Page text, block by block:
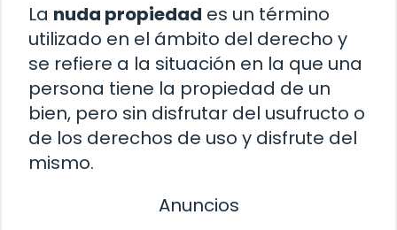
La nuda propiedad es un término
utilizado en el ámbito del derecho y
se refiere a la situación en la que una
persona tiene la propiedad de un
bien, pero sin disfrutar del usufructo o
de los derechos de uso y disfrute del
mismo.
Anuncios